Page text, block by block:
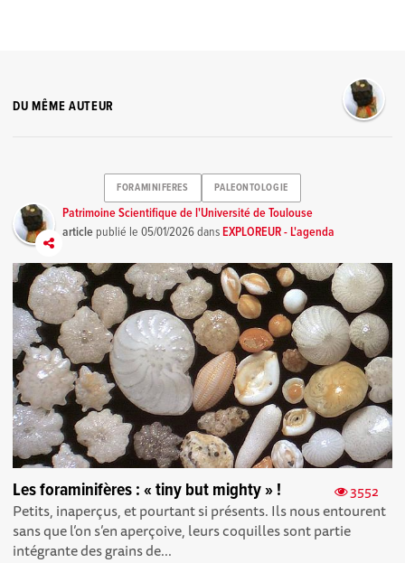
DU MÊME AUTEUR
FORAMINIFERES PALEONTOLOGIE
Patrimoine Scientifique de l'Université de Toulouse
article publié le05/01/2026dansEXPLOREUR - L'agenda
3552
Les foraminifères : « tiny but mighty » !
Petits, inaperçus, et pourtant si présents. Ils nous entourent
sans que l’on s’en aperçoive, leurs coquilles sont partie
intégrante des grains de...